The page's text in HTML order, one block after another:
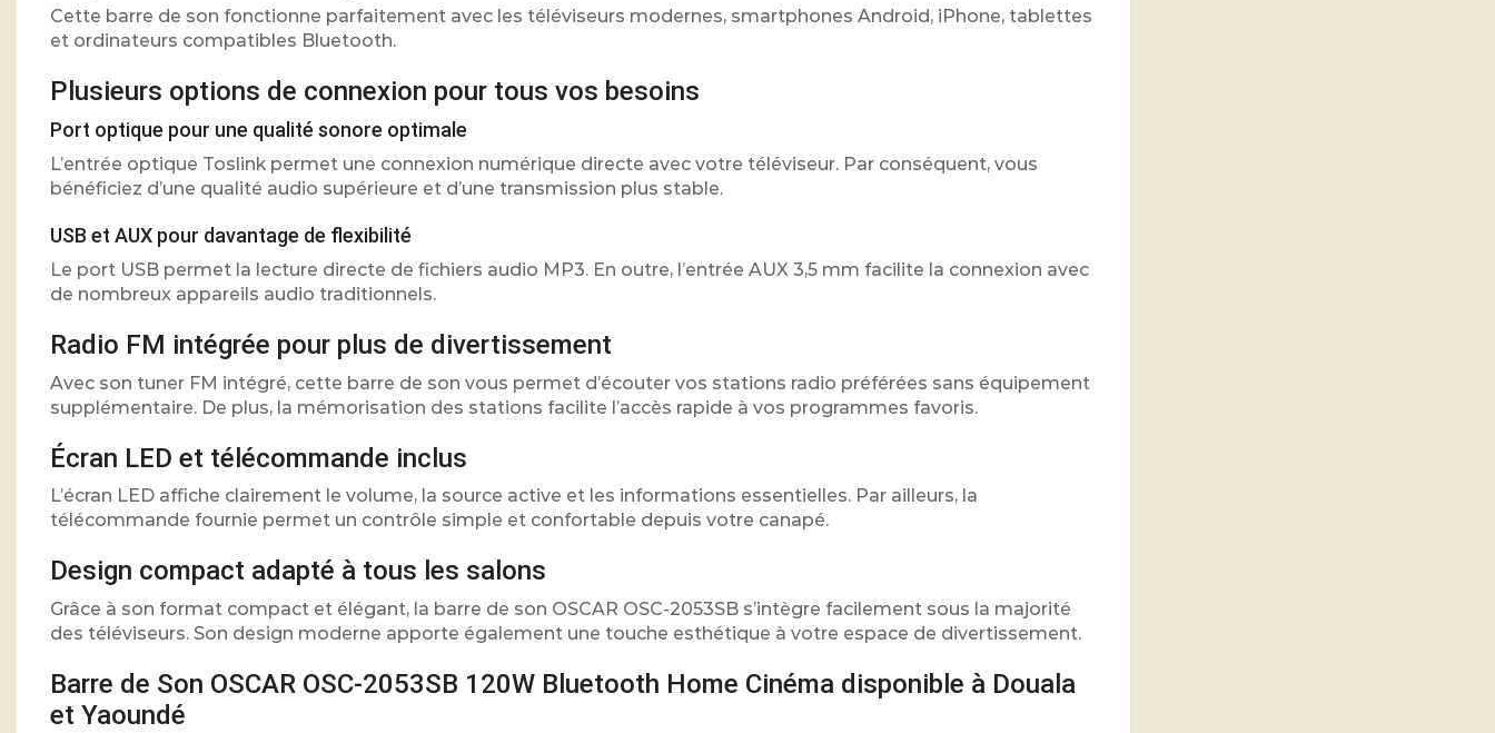
Cette barre de son fonctionne parfaitement avec les téléviseurs modernes, smartphones Android, iPhone, tablettes
et ordinateurs compatibles Bluetooth.
Plusieurs options de connexion pour tous vos besoins
Port optique pour une qualité sonore optimale
L’entrée optique Toslink permet une connexion numérique directe avec votre téléviseur. Par conséquent, vous
bénéficiez d’une qualité audio supérieure et d’une transmission plus stable.
USB et AUX pour davantage de flexibilité
Le port USB permet la lecture directe de fichiers audio MP3. En outre, l’entrée AUX 3,5 mm facilite la connexion avec
de nombreux appareils audio traditionnels.
Radio FM intégrée pour plus de divertissement
Avec son tuner FM intégré, cette barre de son vous permet d’écouter vos stations radio préférées sans équipement
supplémentaire. De plus, la mémorisation des stations facilite l’accès rapide à vos programmes favoris.
Écran LED et télécommande inclus
L’écran LED affiche clairement le volume, la source active et les informations essentielles. Par ailleurs, la
télécommande fournie permet un contrôle simple et confortable depuis votre canapé.
Design compact adapté à tous les salons
Grâce à son format compact et élégant, la barre de son OSCAR OSC-2053SB s’intègre facilement sous la majorité
des téléviseurs. Son design moderne apporte également une touche esthétique à votre espace de divertissement.
Barre de Son OSCAR OSC-2053SB 120W Bluetooth Home Cinéma disponible à Douala
et Yaoundé